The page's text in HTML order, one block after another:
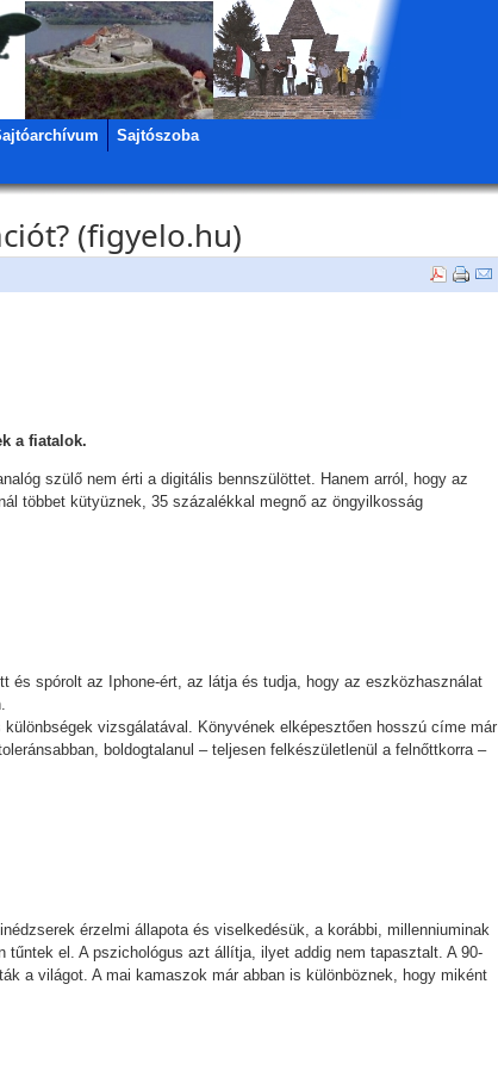
Sajtószoba
(figyelo.hu)
a fiatalok.
szülő nem érti a digitális bennszülöttet. Hanem arról, hogy az
többet kütyüznek, 35 százalékkal megnő az öngyilkosság
spórolt az Iphone-ért, az látja és tudja, hogy az eszközhasználat
vizsgálatával. Könyvének elképesztően hosszú címe már
boldogtalanul – teljesen felkészületlenül a felnőttkorra –
érzelmi állapota és viselkedésük, a korábbi, millenniuminak
el. A pszichológus azt állítja, ilyet addig nem tapasztalt. A 90-
a világot. A mai kamaszok már abban is különböznek, hogy miként